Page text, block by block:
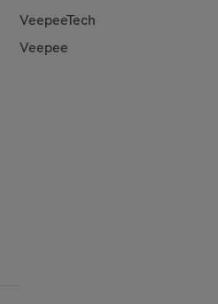
VeepeeTech
Veepee